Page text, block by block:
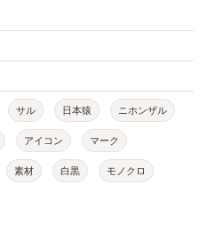
サル 日本猿 ニホンザル
アイコン マーク
素材 白黒 モノクロ